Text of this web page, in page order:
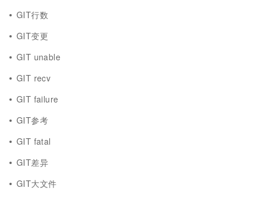
GIT行数
GIT变更
GIT unable
GIT recv
GIT failure
GIT参考
GIT fatal
GIT差异
GIT大文件